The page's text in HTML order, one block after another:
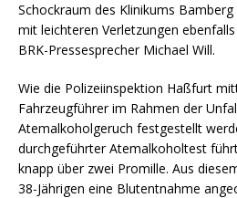
Schockraum des Klinikums
mit leichteren Verletzungen
BRK-Pressesprecher Michael Will.
Wie die Polizeiinspektion Haßfurt
Fahrzeugführer im Rahmen der
Atemalkoholgeruch festgestellt
durchgeführter Atemalkoholtest
knapp über zwei Promille. Aus
38-Jährigen eine Blutentnahme